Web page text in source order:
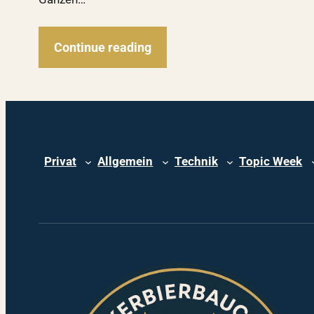
Continue reading
Privat Allgemein Technik Topic Week